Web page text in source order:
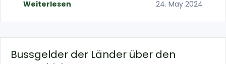
Weiterlesen 24. May 2024
Bussgelder der Länder über den